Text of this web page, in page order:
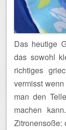
Das heutige
das sowohl
richtiges
vermisst
man den
machen
Zitronensoße: